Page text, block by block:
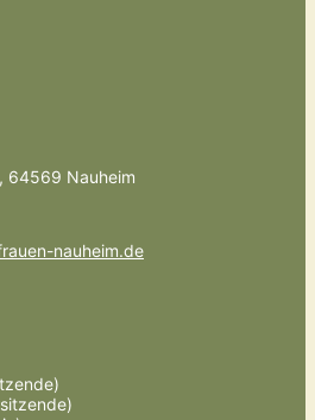
64569 Nauheim
nauheim.de